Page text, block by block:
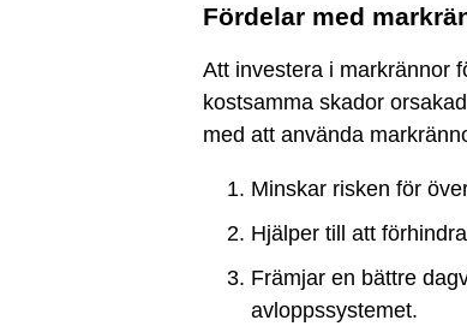
Fördelar med
Att investera i markrännor
kostsamma skador
med att använda
Minskar risken för
Hjälper till att
Främjar en bättre
avloppssystemet.